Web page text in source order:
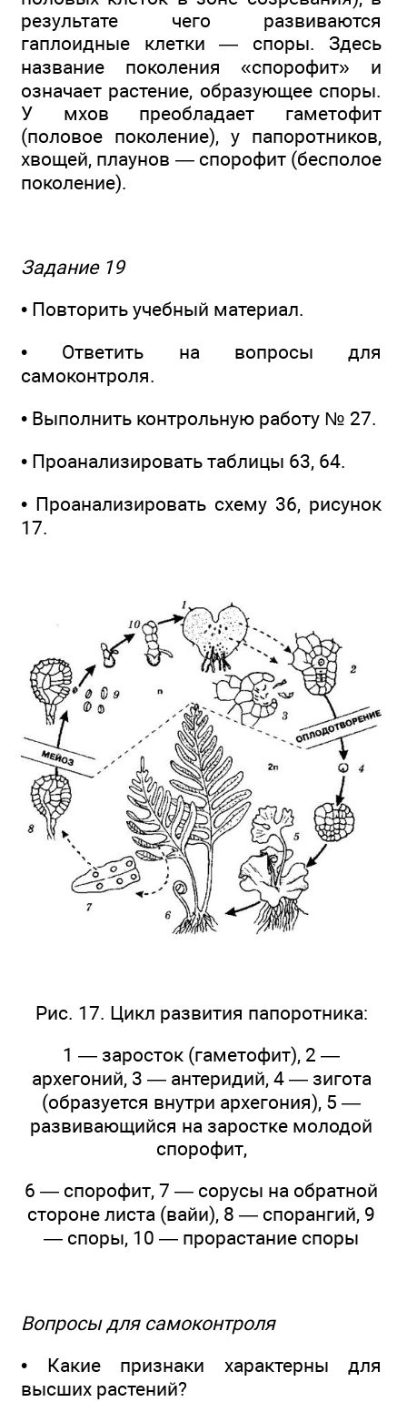
результате чего развиваются
гаплоидные клетки — споры. Здесь
название поколения «спорофит» и
означает растение, образующее споры.
У мхов преобладает гаметофит
(половое поколение), у папоротников,
хвощей, плаунов — спорофит (бесполое
поколение).
Задание 19
• Повторить учебный материал.
• Ответить на вопросы для
самоконтроля.
• Выполнить контрольную работу № 27.
• Проанализировать таблицы 63, 64.
• Проанализировать схему 36, рисунок
17.
Рис. 17. Цикл развития папоротника:
1 — заросток (гаметофит), 2 —
архегоний, 3 — антеридий, 4 — зигота
(образуется внутри архегония), 5 —
развивающийся на заростке молодой
спорофит,
6 — спорофит, 7 — сорусы на обратной
стороне листа (вайи), 8 — спорангий, 9
— споры, 10 — прорастание споры
Вопросы для самоконтроля
• Какие признаки характерны для
высших растений?